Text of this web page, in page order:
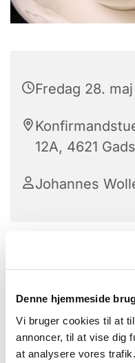
Denne hjemmeside
Vi bruger cookies til at
annoncer, til at vise dig
at analysere vores
Fredag 28.
12A, 4621
Johannes
Vi mødes hver
klokken 10-12 til
og småt. Program og
kontaktperson: Inge